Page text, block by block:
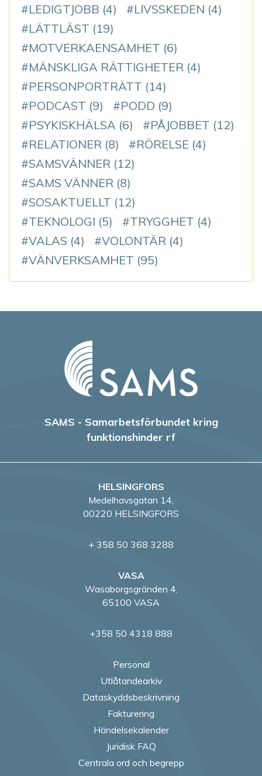
LEDIGTJOBB (4) LIVSSKEDEN (4)
LÄTTLÄST (19)
MOTVERKAENSAMHET (6)
MÄNSKLIGA RÄTTIGHETER (4)
PERSONPORTRÄTT (14)
PODCAST (9) PODD (9)
PSYKISKHÄLSA (6) PÅJOBBET (12)
RELATIONER (8) RÖRELSE (4)
SAMSVÄNNER (12)
SAMS VÄNNER (8)
SOSAKTUELLT (12)
TEKNOLOGI (5) TRYGGHET (4)
VALAS (4) VOLONTÄR (4)
VÄNVERKSAMHET (95)
SAMS - Samarbetsförbundet kring
funktionshinder rf
HELSINGFORS
Medelhavsgatan 14,
00220 HELSINGFORS
+ 358 50 368 3288
VASA
Wasaborgsgränden 4,
65100 VASA
+358 50 4318 888
Personal
Utlåtandearkiv
Dataskyddsbeskrivning
Fakturering
Händelsekalender
Juridisk FAQ
Centrala ord och begrepp